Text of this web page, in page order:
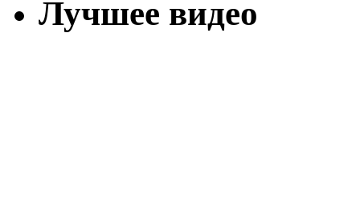
Лучшее видео